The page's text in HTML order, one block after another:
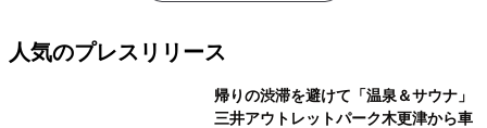
人気のプレスリリース
帰りの渋滞を避けて「温泉＆サウナ」
三井アウトレットパーク木更津から車